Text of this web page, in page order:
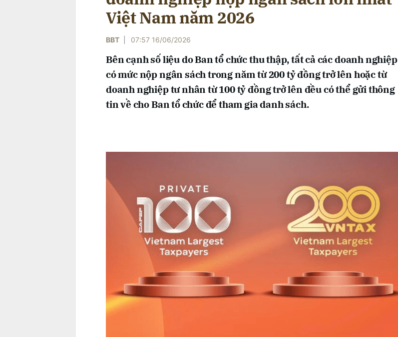
Việt Nam năm 2026
BBT 07:57 16/06/2026
Bên cạnh số liệu do Ban tổ chức thu thập, tất cả các doanh nghiệp
có mức nộp ngân sách trong năm từ 200 tỷ đồng trở lên hoặc từ
doanh nghiệp tư nhân từ 100 tỷ đồng trở lên đều có thể gửi thông
tin về cho Ban tổ chức để tham gia danh sách.